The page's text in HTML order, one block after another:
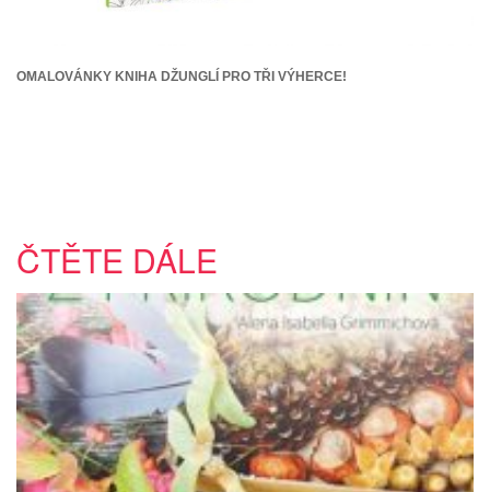
OMALOVÁNKY KNIHA DŽUNGLÍ PRO TŘI VÝHERCE!
ČTĚTE DÁLE